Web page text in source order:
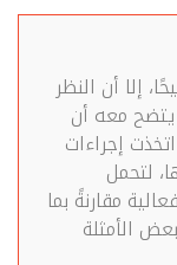
إلا أن النظر
يتضح معه أن
إجراءات
لتحمل
مقارنةً بما
الأمثلة